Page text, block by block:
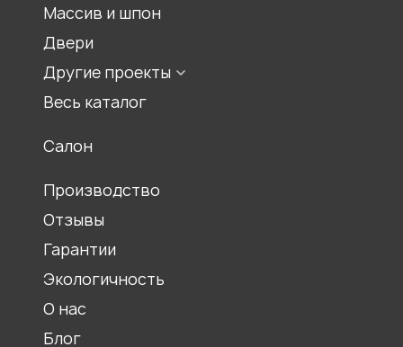
Шкаф для гостиной
Массив и шпон
Двери
Другие проекты
Мебель для храмов
Столы обеденные
Весь каталог
Салон
Производство
Отзывы
Гарантии
Экологичность
О нас
Блог